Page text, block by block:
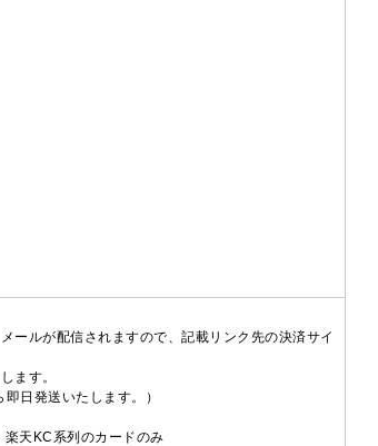
ールが配信されますので、記載リンク先の決済サイ
ます。
日発送いたします。）
楽天KC系列のカードのみ